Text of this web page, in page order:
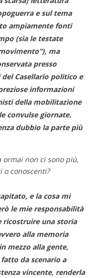
e sul tema
ampiamente fonti
(sia le testate
ma
presso
Casellario politico e
informazioni
della mobilitazione
convulse giornate.
dubbio la parte più
non ci sono più,
conoscenti?
e la cosa mi
le mie responsabilità
ricostruire una storia
alla memoria
mezzo alla gente,
da scenario a
vincente, renderla